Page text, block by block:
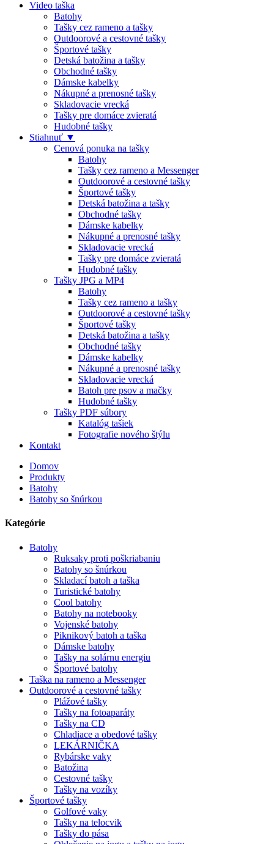
Video taška
Batohy
Tašky cez rameno a tašky
Outdoorové a cestovné tašky
Športové tašky
Detská batožina a tašky
Obchodné tašky
Dámske kabelky
Nákupné a prenosné tašky
Skladovacie vrecká
Tašky pre domáce zvieratá
Hudobné tašky
Stiahnuť ▼
Cenová ponuka na tašky
Batohy
Tašky cez rameno a Messenger
Outdoorové a cestovné tašky
Športové tašky
Detská batožina a tašky
Obchodné tašky
Dámske kabelky
Nákupné a prenosné tašky
Skladovacie vrecká
Tašky pre domáce zvieratá
Hudobné tašky
Tašky JPG a MP4
Batohy
Tašky cez rameno a tašky
Outdoorové a cestovné tašky
Športové tašky
Detská batožina a tašky
Obchodné tašky
Dámske kabelky
Nákupné a prenosné tašky
Skladovacie vrecká
Batoh pre psov a mačky
Hudobné tašky
Tašky PDF súbory
Katalóg tašiek
Fotografie nového štýlu
Kontakt
Domov
Produkty
Batohy
Batohy so šnúrkou
Kategórie
Batohy
Ruksaky proti poškriabaniu
Batohy so šnúrkou
Skladací batoh a taška
Turistické batohy
Cool batohy
Batohy na notebooky
Vojenské batohy
Piknikový batoh a taška
Dámske batohy
Tašky na solárnu energiu
Športové batohy
Taška na rameno a Messenger
Outdoorové a cestovné tašky
Plážové tašky
Tašky na fotoaparáty
Tašky na CD
Chladiace a obedové tašky
LEKÁRNIČKA
Rybárske vaky
Batožina
Cestovné tašky
Tašky na vozíky
Športové tašky
Golfové vaky
Tašky na telocvik
Tašky do pása